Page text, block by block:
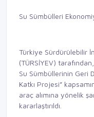
Su Sümbülleri
Türkiye Sürdürülebilir
(TÜRSİYEV)
Su Sümbüllerinin Geri
Katkı Projesi”
araç alımına yönelik
kararlaştırıldı.